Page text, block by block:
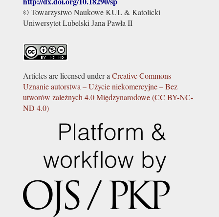
© Towarzystwo Naukowe KUL & Katolicki
Uniwersytet Lubelski Jana Pawła II
Articles are licensed under a Creative Commons
Uznanie autorstwa – Użycie niekomercyjne – Bez
utworów zależnych 4.0 Międzynarodowe (CC BY-NC-
ND 4.0)